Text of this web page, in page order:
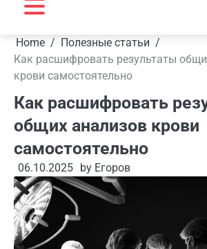
Home
Полезные статьи
Как расшифровать результаты
крови самостоятельно
Как расшифровать
общих анализов крови
самостоятельно
06.10.2025 by Егоров